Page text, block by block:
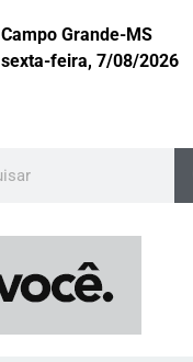
Campo Grande-MS
sexta-feira, 7/08/2026